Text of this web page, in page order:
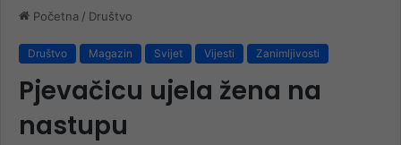
Početna / Društvo
Društvo Magazin Svijet Vijesti Zanimljivosti
Pjevačicu ujela žena na
nastupu